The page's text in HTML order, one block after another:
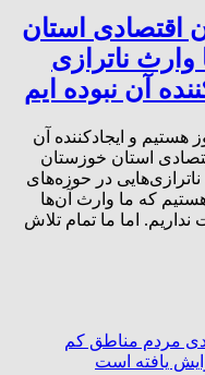
اقتصادی استان
ناترازی
آن نبوده ایم
هستیم و ایجادکننده آن
استان خوزستان
در حوزه‌های
که ما وارث آن‌ها
اما ما تمام تلاش